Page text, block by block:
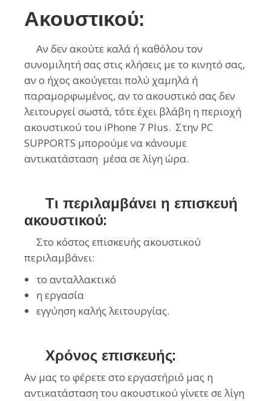
Ακουστικού:
Αν δεν ακούτε καλά ή καθόλου τον
συνομιλητή σας στις κλήσεις με το κινητό σας,
αν ο ήχος ακούγεται πολύ χαμηλά ή
παραμορφωμένος, αν το ακουστικό σας δεν
λειτουργεί σωστά, τότε έχει βλάβη η περιοχή
ακουστικού του iPhone 7 Plus. Στην PC
SUPPORTS μπορούμε να κάνουμε
αντικατάσταση μέσα σε λίγη ώρα.
Τι περιλαμβάνει η επισκευή
ακουστικού:
Στο κόστος επισκευής ακουστικού
περιλαμβάνει:
το ανταλλακτικό
η εργασία
εγγύηση καλής λειτουργίας.
Χρόνος επισκευής:
Αν μας το φέρετε στο εργαστήριό μας η
αντικατάσταση του ακουστικού γίνετε σε λίγη